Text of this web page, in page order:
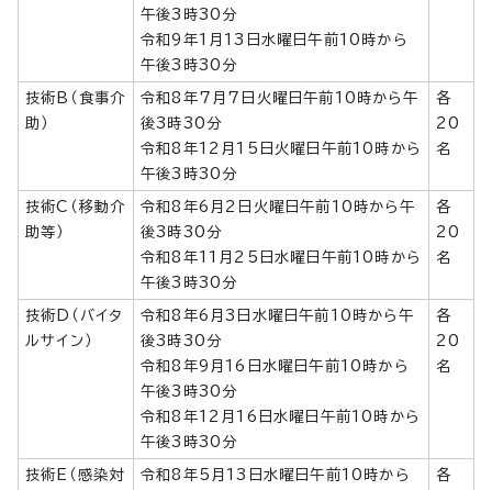
午後3時30分
令和9年1月13日水曜日午前10時から
午後3時30分
技術B（食事介
助）
令和8年7月7日火曜日午前10時から午
後3時30分
令和8年12月15日火曜日午前10時から
午後3時30分
各
20
名
技術C（移動介
助等）
令和8年6月2日火曜日午前10時から午
後3時30分
令和8年11月25日水曜日午前10時から
午後3時30分
各
20
名
技術D（バイタ
ルサイン）
令和8年6月3日水曜日午前10時から午
後3時30分
令和8年9月16日水曜日午前10時から
午後3時30分
令和8年12月16日水曜日午前10時から
午後3時30分
各
20
名
技術E（感染対
令和8年5月13日水曜日午前10時から
各